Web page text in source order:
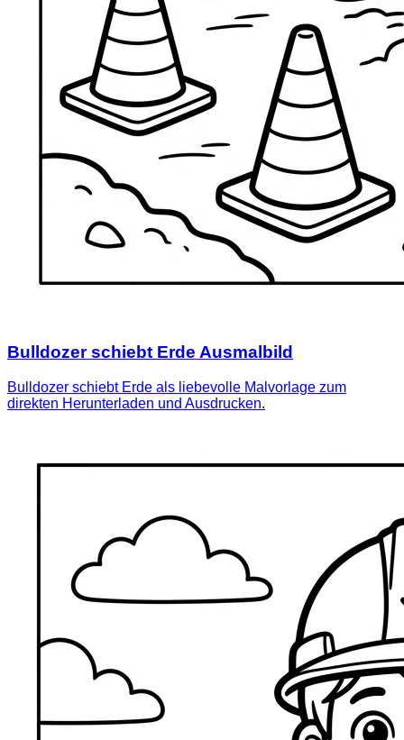
Bulldozer schiebt Erde Ausmalbild
Bulldozer schiebt Erde als liebevolle Malvorlage zum
direkten Herunterladen und Ausdrucken.